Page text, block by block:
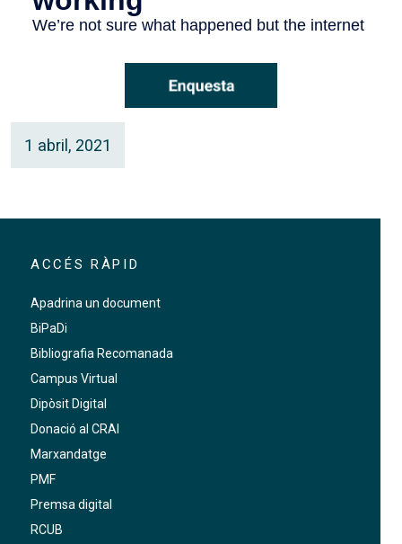
1 abril, 2021
ACCÉS RÀPID
Apadrina un document
BiPaDi
Bibliografia Recomanada
Campus Virtual
Dipòsit Digital
Donació al CRAI
Marxandatge
PMF
Premsa digital
RCUB